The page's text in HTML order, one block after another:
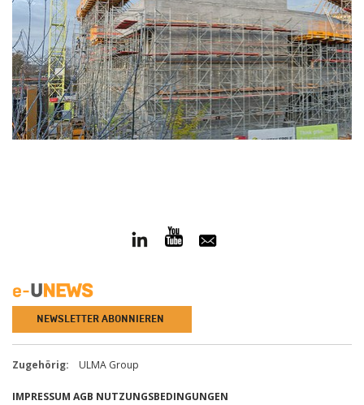
NEWSLETTER ABONNIEREN
Zugehörig: ULMA Group
IMPRESSUM AGB NUTZUNGSBEDINGUNGEN